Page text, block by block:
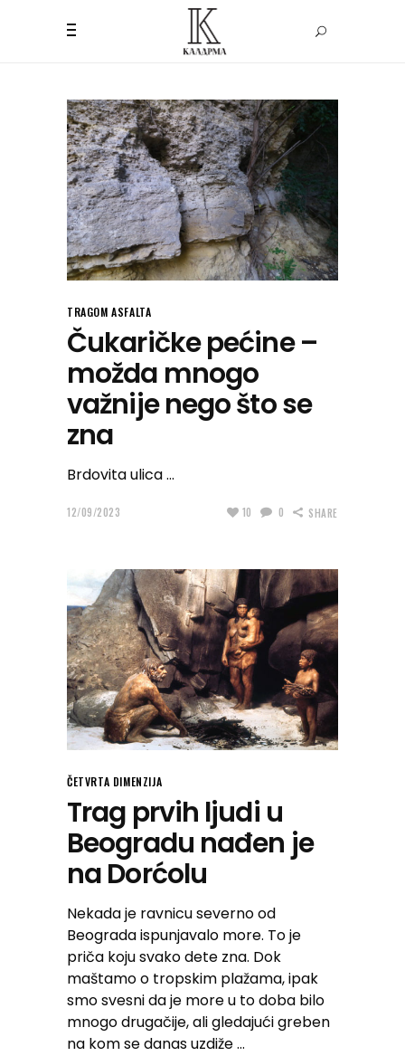
TRAGOM ASFALTA
Čukaričke pećine –
možda mnogo
važnije nego što se
zna
Brdovita ulica
12/09/2023 10 0 SHARE
ČETVRTA DIMENZIJA
Trag prvih ljudi u
Beogradu nađen je
na Dorćolu
Nekada je ravnicu severno od
Beograda ispunjavalo more. To je
priča koju svako dete zna. Dok
maštamo o tropskim plažama, ipak
smo svesni da je more u to doba bilo
mnogo drugačije, ali gledajući greben
na kom se danas uzdiže